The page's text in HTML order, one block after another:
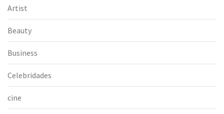
Artist
Beauty
Business
Celebridades
cine